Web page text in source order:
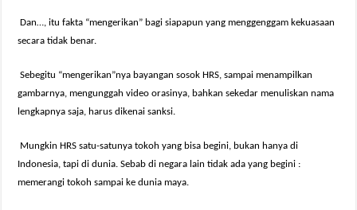
Dan…, itu fakta “mengerikan” bagi siapapun yang menggenggam kekuasaan
secara tidak benar.
Sebegitu “mengerikan”nya bayangan sosok HRS, sampai menampilkan
gambarnya, mengunggah video orasinya, bahkan sekedar menuliskan nama
lengkapnya saja, harus dikenai sanksi.
Mungkin HRS satu-satunya tokoh yang bisa begini, bukan hanya di
Indonesia, tapi di dunia. Sebab di negara lain tidak ada yang begini :
memerangi tokoh sampai ke dunia maya.